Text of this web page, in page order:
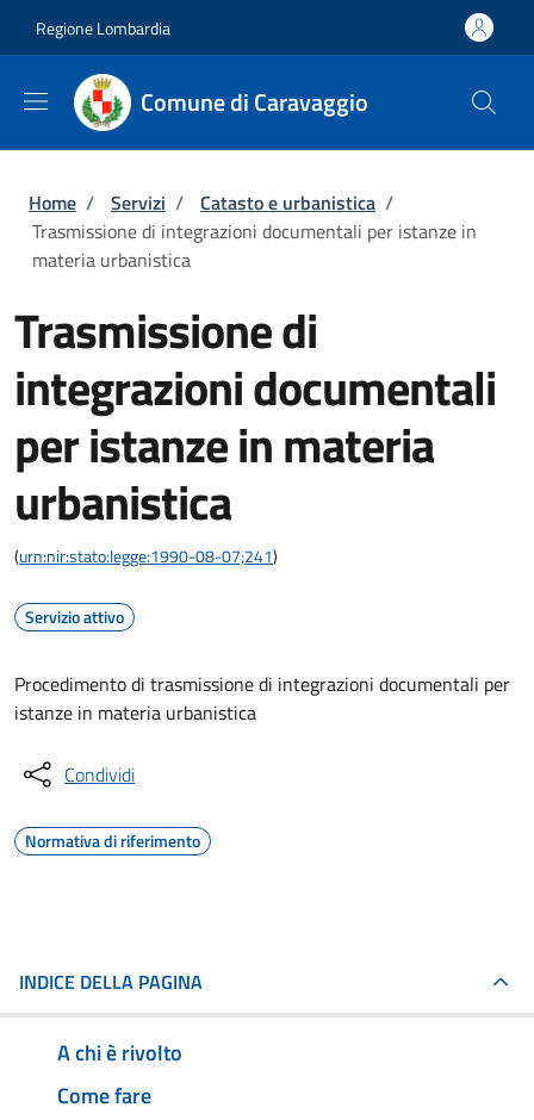
Regione Lombardia
Comune di Caravaggio
Briciole di pane
Home / Servizi / Catasto e urbanistica /
Trasmissione di integrazioni documentali per istanze in
materia urbanistica
Trasmissione di
integrazioni documentali
per istanze in materia
urbanistica
(urn:nir:stato:legge:1990-08-07;241)
Servizio attivo
Procedimento di trasmissione di integrazioni documentali per
istanze in materia urbanistica
Condividi
Normativa di riferimento
INDICE DELLA PAGINA
A chi è rivolto
Come fare